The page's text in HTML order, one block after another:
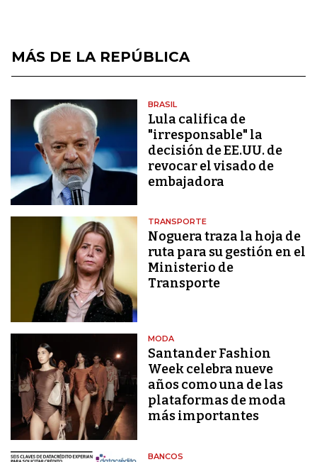
MÁS DE LA REPÚBLICA
BRASIL
Lula califica de
"irresponsable" la
decisión de EE.UU. de
revocar el visado de
embajadora
TRANSPORTE
Noguera traza la hoja de
ruta para su gestión en el
Ministerio de
Transporte
MODA
Santander Fashion
Week celebra nueve
años como una de las
plataformas de moda
más importantes
BANCOS